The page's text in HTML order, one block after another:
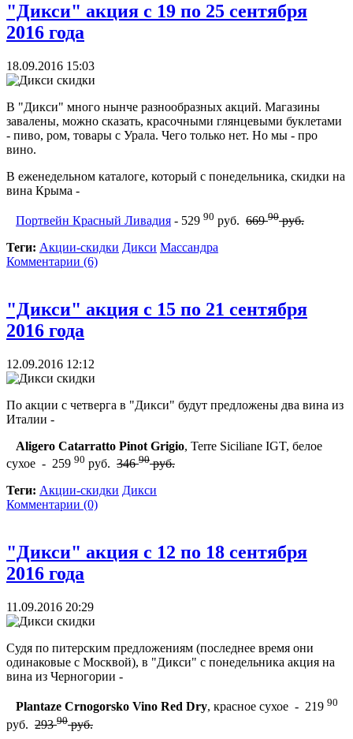
"Дикси" акция с 19 по 25 сентября
2016 года
18.09.2016 15:03
В "Дикси" много нынче разнообразных акций. Магазины
завалены, можно сказать, красочными глянцевыми буклетами
- пиво, ром, товары с Урала. Чего только нет. Но мы - про
вино.
В еженедельном каталоге, который с понедельника, скидки на
вина Крыма -
Портвейн Красный Ливадия - 529 90 руб. 66990руб.
Теги: Акции-скидки Дикси Массандра
Комментарии (6)
"Дикси" акция с 15 по 21 сентября
2016 года
12.09.2016 12:12
По акции с четверга в "Дикси" будут предложены два вина из
Италии -
Aligero Catarratto Pinot Grigio, Terre Siciliane IGT, белое
сухое - 259 90 руб. 34690руб.
Теги: Акции-скидки Дикси
Комментарии (0)
"Дикси" акция с 12 по 18 сентября
2016 года
11.09.2016 20:29
Судя по питерским предложениям (последнее время они
одинаковые с Москвой), в "Дикси" с понедельника акция на
вина из Черногории -
Plantaze Crnogorsko Vino Red Dry, красное сухое - 219 90
руб. 29390руб.